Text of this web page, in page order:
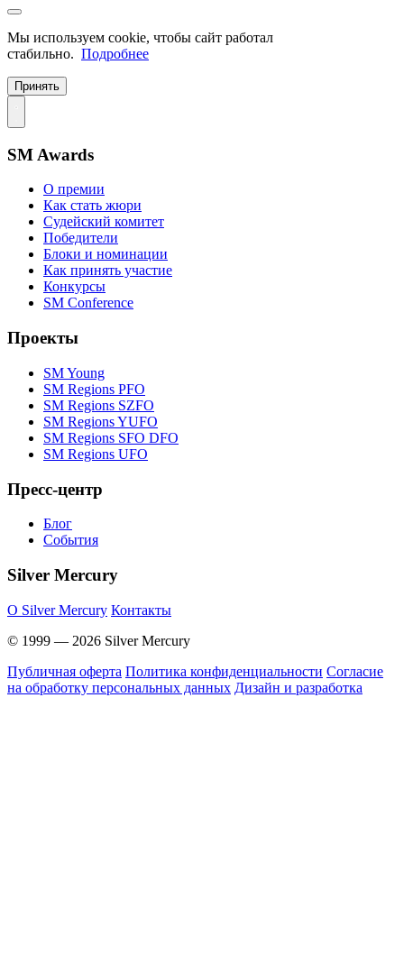
Мы используем cookie, чтобы сайт работал
стабильно. Подробнее
Принять
SM Awards
О премии
Как стать жюри
Судейский комитет
Победители
Блоки и номинации
Как принять участие
Конкурсы
SM Conference
Проекты
SM Young
SM Regions PFO
SM Regions SZFO
SM Regions YUFO
SM Regions SFO DFO
SM Regions UFO
Пресс-центр
Блог
События
Silver Mercury
O Silver Mercury Контакты
© 1999 — 2026 Silver Mercury
Публичная оферта Политика конфиденциальности Согласие
на обработку персональных данных Дизайн и разработка